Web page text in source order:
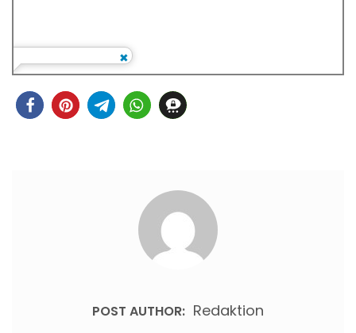
POST AUTHOR: Redaktion